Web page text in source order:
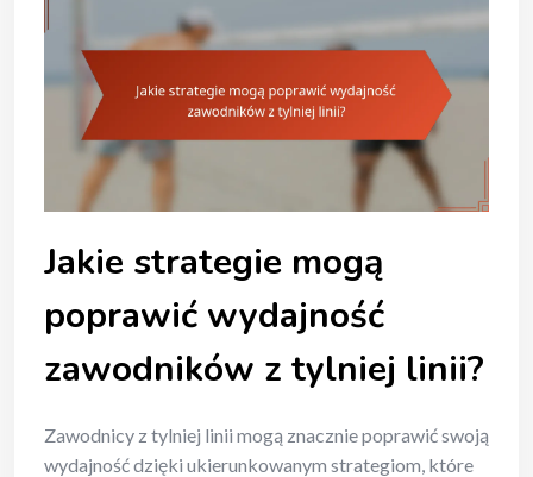
Jakie strategie mogą
poprawić wydajność
zawodników z tylniej linii?
Zawodnicy z tylniej linii mogą znacznie poprawić swoją
wydajność dzięki ukierunkowanym strategiom, które